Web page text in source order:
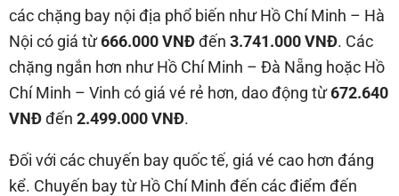
các chặng bay nội địa phổ biến như Hồ Chí Minh – Hà
Nội có giá từ666.000 VNĐđến 3.741.000 VNĐ. Các
chặng ngắn hơn như Hồ Chí Minh – Đà Nẵng hoặc Hồ
Chí Minh – Vinh có giá vé rẻ hơn, dao động từ672.640
VNĐđến 2.499.000 VNĐ.
Đối với các chuyến bay quốc tế, giá vé cao hơn đáng
kể. Chuyến bay từ Hồ Chí Minh đến các điểm đến